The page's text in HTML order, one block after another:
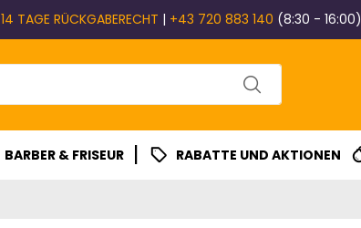
14 TAGE RÜCKGABERECHT | +43 720 883 140 (8:30 - 16:00)
BARBER & FRISEUR | RABATTE UND AKTIONEN